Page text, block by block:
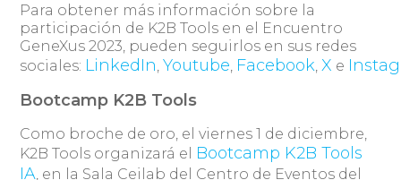
Para obtener más información sobre la
participación de K2B Tools en el Encuentro
GeneXus 2023, pueden seguirlos en sus redes
sociales: LinkedIn ,Youtube Facebook X e
Bootcamp K2B Tools
Como broche de oro, el viernes 1 de diciembre,
K2B Tools organizará el Bootcamp K2B Tools
IA , en la Sala Ceilab del Centro de Eventos del